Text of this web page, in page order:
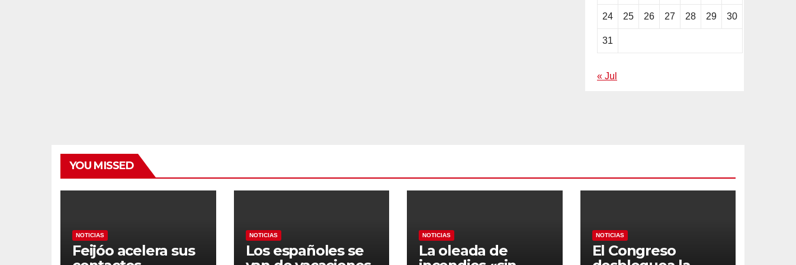
24 25 26 27 28 29 30
31
« Jul
YOU MISSED
NOTICIAS
Feijóo acelera sus
NOTICIAS
Los españoles se
NOTICIAS
La oleada de
NOTICIAS
El Congreso